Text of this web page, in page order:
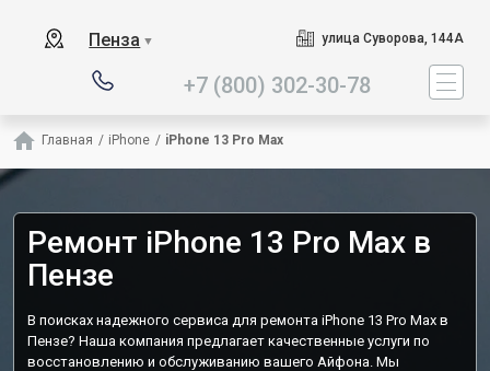
Пенза ▼ улица Суворова, 144А
+7 (800) 302-30-78
Главная / iPhone / iPhone 13 Pro Max
Ремонт iPhone 13 Pro Max в
Пензе
В поисках надежного сервиса для ремонта iPhone 13 Pro Max в
Пензе? Наша компания предлагает качественные услуги по
восстановлению и обслуживанию вашего Айфона. Мы